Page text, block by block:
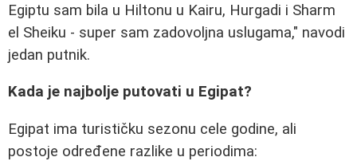
Egiptu sam bila u Hiltonu u Kairu, Hurgadi i Sharm
el Sheiku - super sam zadovoljna uslugama," navodi
jedan putnik.
Kada je najbolje putovati u Egipat?
Egipat ima turističku sezonu cele godine, ali
postoje određene razlike u periodima: